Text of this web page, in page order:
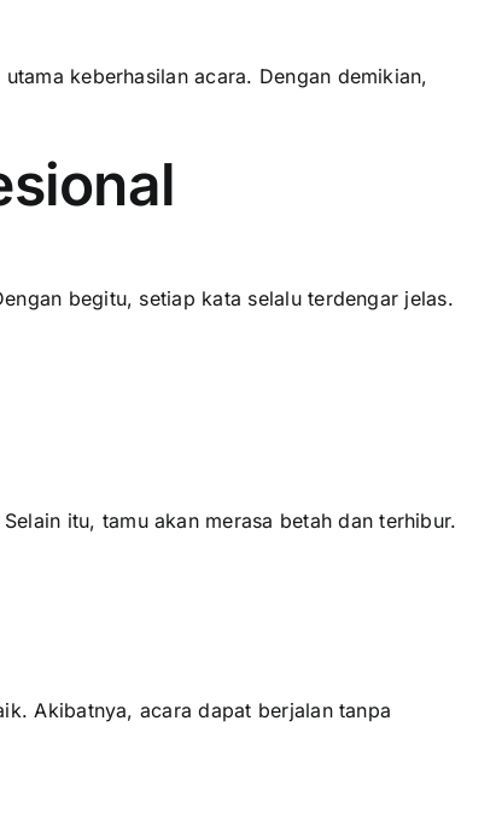
keberhasilan acara. Dengan demikian,
begitu, setiap kata selalu terdengar jelas.
itu, tamu akan merasa betah dan terhibur.
Akibatnya, acara dapat berjalan tanpa